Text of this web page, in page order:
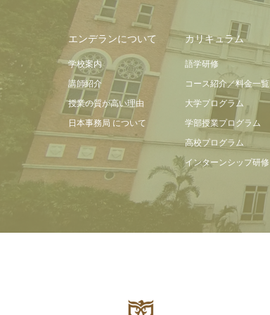
エンデランについて
学校案内
講師紹介
授業の質が高い理由
日本事務局 について
カリキュラム
語学研修
コース紹介／料金一覧
大学プログラム
学部授業プログラム
高校プログラム
インターンシップ研修